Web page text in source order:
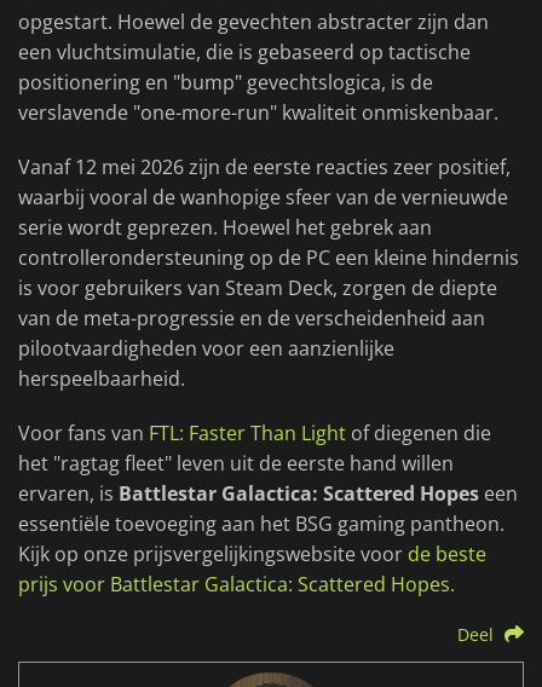
opgestart. Hoewel de gevechten abstracter zijn dan
een vluchtsimulatie, die is gebaseerd op tactische
positionering en "bump" gevechtslogica, is de
verslavende "one-more-run" kwaliteit onmiskenbaar.
Vanaf 12 mei 2026 zijn de eerste reacties zeer positief,
waarbij vooral de wanhopige sfeer van de vernieuwde
serie wordt geprezen. Hoewel het gebrek aan
controllerondersteuning op de PC een kleine hindernis
is voor gebruikers van Steam Deck, zorgen de diepte
van de meta-progressie en de verscheidenheid aan
pilootvaardigheden voor een aanzienlijke
herspeelbaarheid.
Voor fans van FTL: Faster Than Light of diegenen die
het "ragtag fleet" leven uit de eerste hand willen
ervaren, is Battlestar Galactica: Scattered Hopes een
essentiële toevoeging aan het BSG gaming pantheon.
Kijk op onze prijsvergelijkingswebsite voor de beste
prijs voor Battlestar Galactica: Scattered Hopes.
Deel